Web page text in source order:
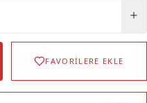
FAVORİLERE EKLE